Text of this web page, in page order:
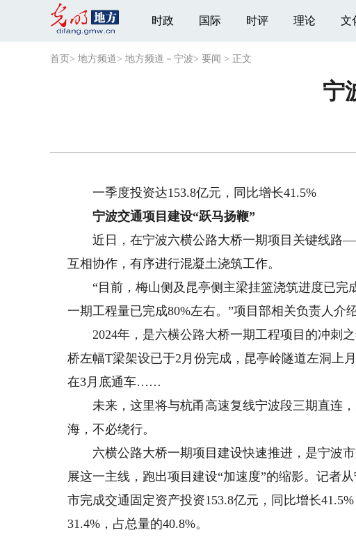
时政 国际 时评 理论 文
首页 > 地方频道> 地方频道－宁波> 要闻 > 正文
宁
一季度投资达153.8亿元，同比增长41.5%
宁波交通项目建设“跃马扬鞭”
近日，在宁波六横公路大桥一期项目关键线路
互相协作，有序进行混凝土浇筑工作。
“目前，梅山侧及昆亭侧主梁挂篮浇筑进度已完
一期工程量已完成80%左右。”项目部相关负责人介绍
2024年，是六横公路大桥一期工程项目的冲刺
桥左幅T梁架设已于2月份完成，昆亭岭隧道左洞
在3月底通车……
未来，这里将与杭甬高速复线宁波段三期直连，
海，不必绕行。
六横公路大桥一期项目建设快速推进，是宁波市
展这一主线，跑出项目建设“加速度”的缩影。记者
市完成交通固定资产投资153.8亿元，同比增长
31.4%，占总量的40.8%。